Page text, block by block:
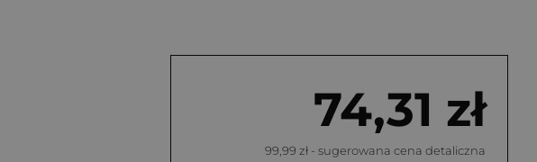
74,31 zł
99,99 zł - sugerowana cena detaliczna